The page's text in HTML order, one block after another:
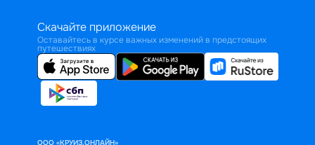
Скачайте приложение
Оставайтесь в курсе важных изменений в предстоящих
путешествиях
ООО «КРУИЗ.ОНЛАЙН»